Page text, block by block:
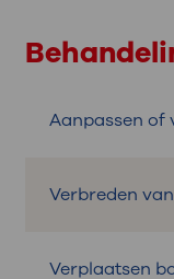
Aanpassen of
Verbreden
Verplaatsen